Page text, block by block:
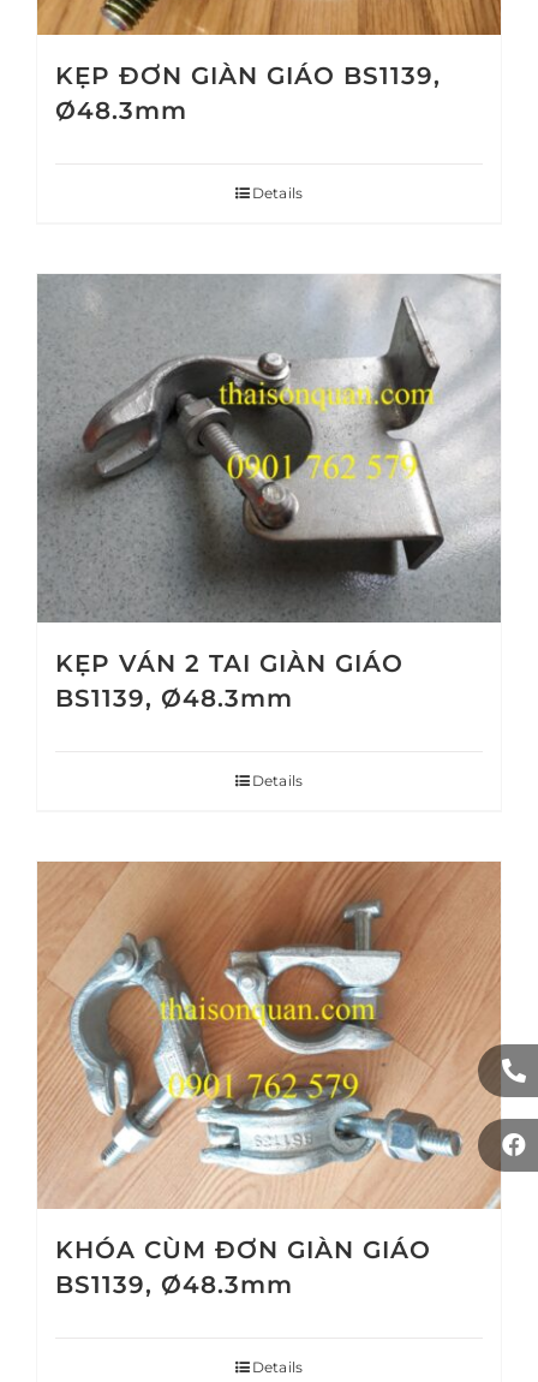
KẸP ĐƠN GIÀN GIÁO BS1139,
Ø48.3mm
Details
KẸP VÁN 2 TAI GIÀN GIÁO
BS1139, Ø48.3mm
Details
KHÓA CÙM ĐƠN GIÀN GIÁO
BS1139, Ø48.3mm
Details